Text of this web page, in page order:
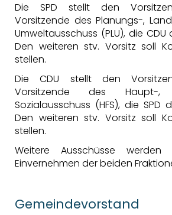
Die SPD stellt den
Vorsitzende des Planungs-,
Umweltausschuss (PLU), die CDU
Den weiteren stv. Vorsitz soll
stellen.
Die CDU stellt den
Vorsitzende des Haupt-
Sozialausschuss (HFS), die SPD
Den weiteren stv. Vorsitz soll
stellen.
Weitere Ausschüsse
Einvernehmen der beiden
Gemeindevorstand